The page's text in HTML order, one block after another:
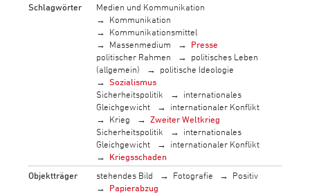
Schlagwörter
Medien und Kommunikation
Kommunikation
Kommunikationsmittel
Massenmedium
Presse
politischer Rahmen
politisches Leben
(allgemein)
politische Ideologie
Sozialismus
Sicherheitspolitik
internationales
Gleichgewicht
internationaler Konflikt
Krieg
Zweiter Weltkrieg
Sicherheitspolitik
internationales
Gleichgewicht
internationaler Konflikt
Kriegsschaden
Objektträger
stehendes Bild Fotografie
Positiv
Papierabzug